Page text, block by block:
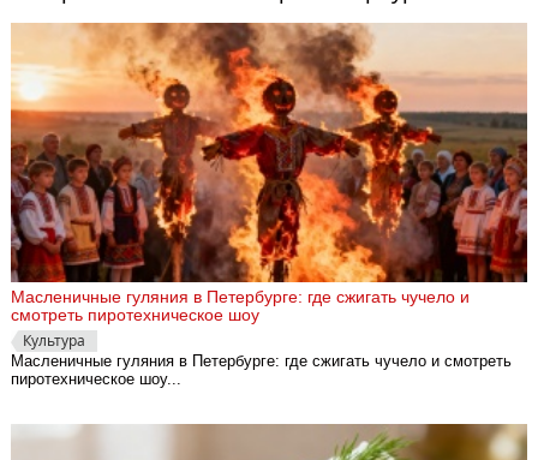
Масленичные гуляния в Петербурге: где сжигать чучело и
смотреть пиротехническое шоу
Культура
Масленичные гуляния в Петербурге: где сжигать чучело и смотреть
пиротехническое шоу...